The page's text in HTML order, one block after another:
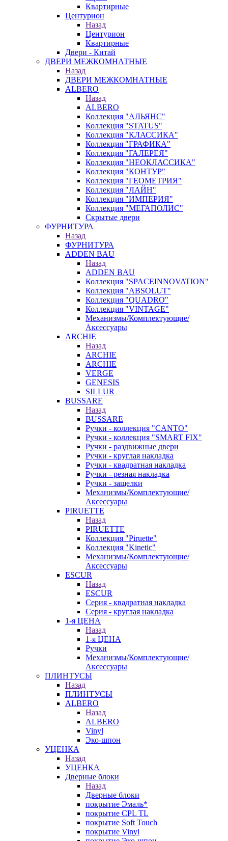
Квартирные
Центурион
Назад
Центурион
Квартирные
Двери - Китай
ДВЕРИ МЕЖКОМНАТНЫЕ
Назад
ДВЕРИ МЕЖКОМНАТНЫЕ
ALBERO
Назад
ALBERO
Коллекция "АЛЬЯНС"
Коллекция "STATUS"
Коллекция "КЛАССИКА"
Коллекция "ГРАФИКА"
Коллекция "ГАЛЕРЕЯ"
Коллекция "НЕОКЛАССИКА"
Коллекция "КОНТУР"
Коллекция "ГЕОМЕТРИЯ"
Коллекция "ЛАЙН"
Коллекция "ИМПЕРИЯ"
Коллекция "МЕГАПОЛИС"
Скрытые двери
ФУРНИТУРА
Назад
ФУРНИТУРА
ADDEN BAU
Назад
ADDEN BAU
Коллекция "SPACEINNOVATION"
Коллекция "ABSOLUT"
Коллекция "QUADRO"
Коллекция "VINTAGE"
Механизмы/Комплектующие/
Аксессуары
ARCHIE
Назад
ARCHIE
ARCHIE
VERGE
GENESIS
SILLUR
BUSSARE
Назад
BUSSARE
Ручки - коллекция "CANTO"
Ручки - коллекция "SMART FIX"
Ручки - раздвижные двери
Ручки - круглая накладка
Ручки - квадратная накладка
Ручки - резная накладка
Ручки - защелки
Механизмы/Комплектующие/
Аксессуары
PIRUETTE
Назад
PIRUETTE
Коллекция "Piruette"
Коллекция "Kinetic"
Механизмы/Комплектующие/
Аксессуары
ESCUR
Назад
ESCUR
Серия - квадратная накладка
Серия - круглая накладка
1-я ЦЕНА
Назад
1-я ЦЕНА
Ручки
Механизмы/Комплектующие/
Аксессуары
ПЛИНТУСЫ
Назад
ПЛИНТУСЫ
ALBERO
Назад
ALBERO
Vinyl
Эко-шпон
УЦЕНКА
Назад
УЦЕНКА
Дверные блоки
Назад
Дверные блоки
покрытие Эмаль*
покрытие CPL TL
покрытие Soft Touch
покрытие Vinyl